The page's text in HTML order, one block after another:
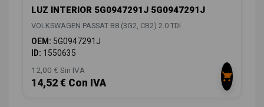
LUZ INTERIOR 5G0947291J 5G0947291J
VOLKSWAGEN PASSAT B8 (3G2, CB2) 2.0 TDI
OEM: 5G0947291J
ID: 1550635
12,00 € Sin IVA
14,52 € Con IVA